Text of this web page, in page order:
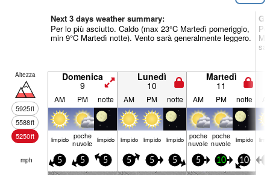
Next 3 days weather summary:
Per lo più asciutto. Caldo (max 23°C Martedì pomeriggio,
min 9°C Martedì notte). Vento sarà generalmente leggero.
Altezza
5925ft
5588ft
5250ft
Domenica
9
Lunedì
10
Martedì
11
AM PM notte AM PM notte AM PM notte
limp­ido poche
nuvole limp­ido limp­ido limp­ido limp­ido poche
nuvole
poche
nuvole limp­ido
mph 5 5 5 5 5 5 5 10 10